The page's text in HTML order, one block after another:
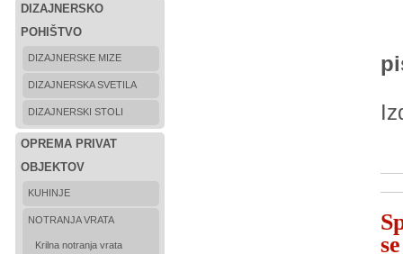
DIZAJNERSKO
POHIŠTVO
DIZAJNERSKE MIZE
DIZAJNERSKA SVETILA
DIZAJNERSKI STOLI
OPREMA PRIVAT
OBJEKTOV
KUHINJE
NOTRANJA VRATA
Krilna notranja vrata